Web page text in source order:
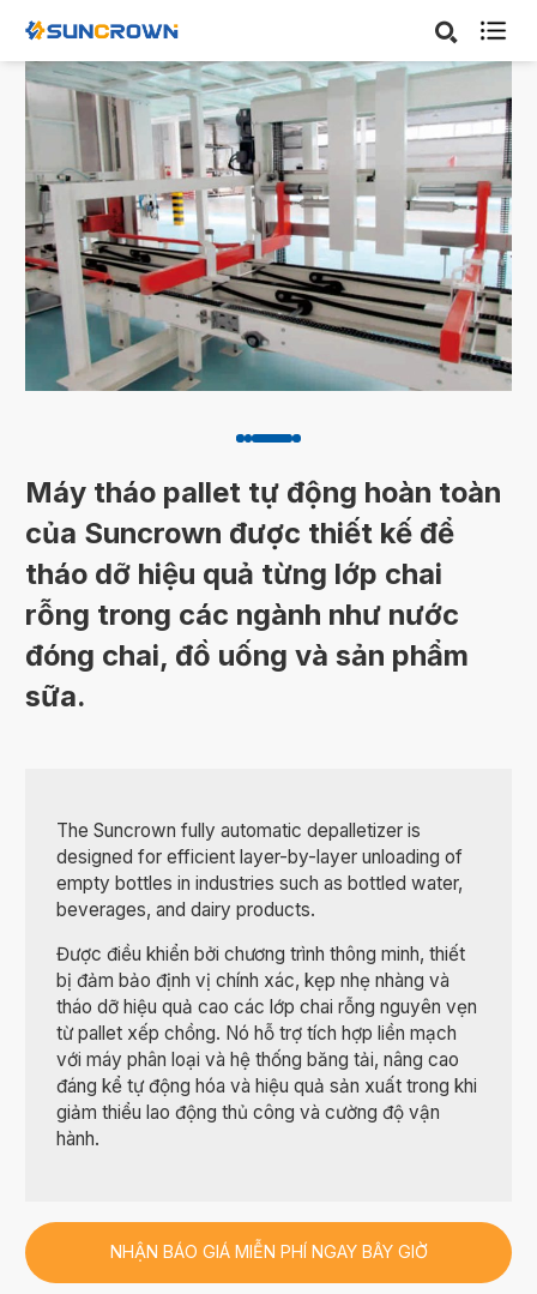

Máy tháo pallet tự động hoàn toàn
của Suncrown được thiết kế để
tháo dỡ hiệu quả từng lớp chai
rỗng trong các ngành như nước
đóng chai, đồ uống và sản phẩm
sữa.
The Suncrown fully automatic depalletizer is
designed for efficient layer-by-layer unloading of
empty bottles in industries such as bottled water,
beverages, and dairy products.
Được điều khiển bởi chương trình thông minh, thiết
bị đảm bảo định vị chính xác, kẹp nhẹ nhàng và
tháo dỡ hiệu quả cao các lớp chai rỗng nguyên vẹn
từ pallet xếp chồng. Nó hỗ trợ tích hợp liền mạch
với máy phân loại và hệ thống băng tải, nâng cao
đáng kể tự động hóa và hiệu quả sản xuất trong khi
giảm thiểu lao động thủ công và cường độ vận
hành.
NHẬN BÁO GIÁ MIỄN PHÍ NGAY BÂY GIỜ